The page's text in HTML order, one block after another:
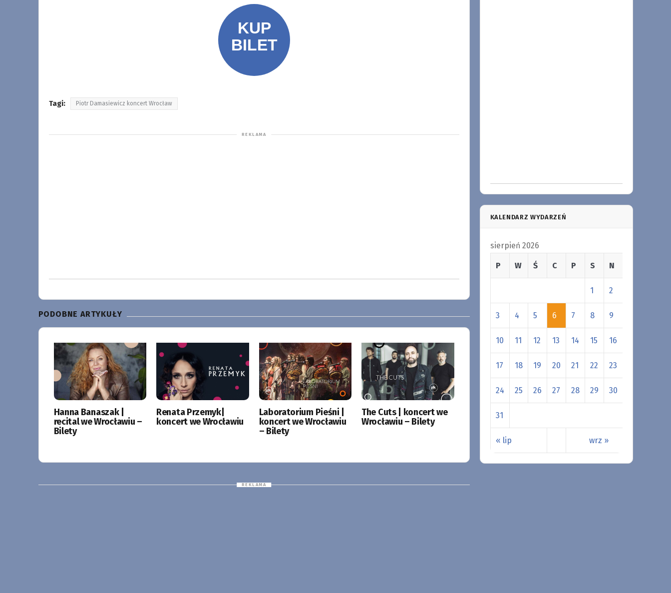
Tagi: Piotr Damasiewicz koncert Wrocław
PODOBNE ARTYKUŁY
Hanna Banaszak |
recital we Wrocławiu –
Bilety
Renata Przemyk|
koncert we Wrocławiu
Laboratorium Pieśni |
koncert we Wrocławiu
– Bilety
The Cuts | koncert we
Wrocławiu – Bilety
KALENDARZ WYDARZEŃ
sierpień 2026
P W Ś C P S N
« lip wrz »
1 2
3 4 5 6 7 8 9
10 11 12 13 14 15 16
17 18 19 20 21 22 23
24 25 26 27 28 29 30
31